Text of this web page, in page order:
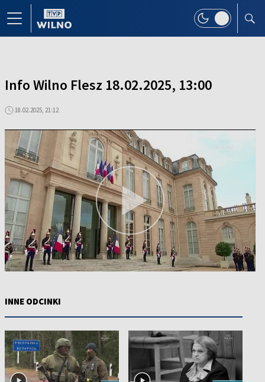
Info Wilno Flesz 18.02.2025, 13:00
18.02.2025, 21:12
INNE ODCINKI